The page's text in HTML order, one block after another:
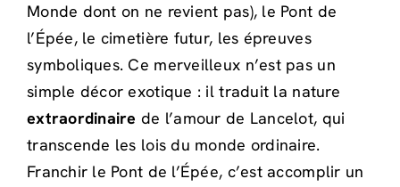
Monde dont on ne revient pas), le Pont de
l’Épée, le cimetière futur, les épreuves
symboliques. Ce merveilleux n’est pas un
simple décor exotique : il traduit la nature
extraordinaire de l’amour de Lancelot, qui
transcende les lois du monde ordinaire.
Franchir le Pont de l’Épée, c’est accomplir un